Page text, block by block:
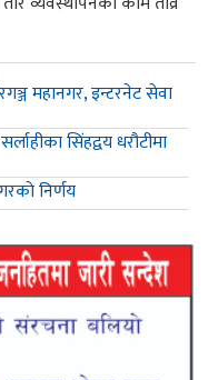
महानगर, इन्टरनेट सेवा
सिंहद्वय धरौटीमा
निर्णय